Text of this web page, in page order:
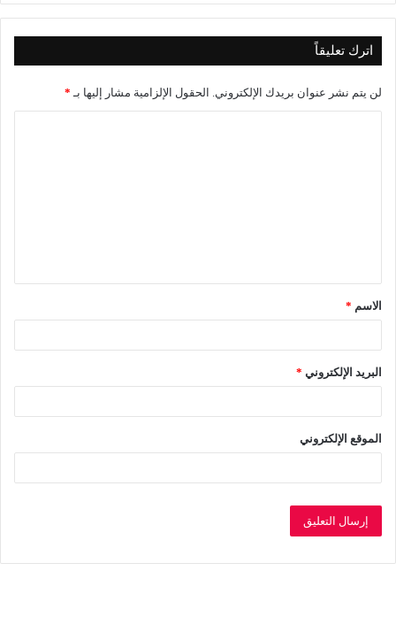
اترك تعليقاً
لن يتم نشر عنوان بريدك الإلكتروني. الحقول الإلزامية مشار إليها بـ *
ق
*الاسم *
البريد الإلكتروني *
الموقع الإلكتروني